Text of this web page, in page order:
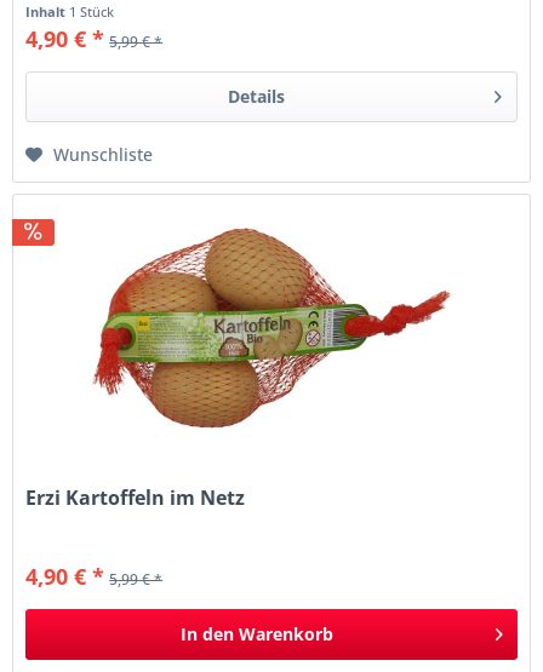
Inhalt 1 Stück
4,90 € * 5,99 € *
Details
Wunschliste
Erzi Kartoffeln im Netz
4,90 € * 5,99 € *
In den Warenkorb